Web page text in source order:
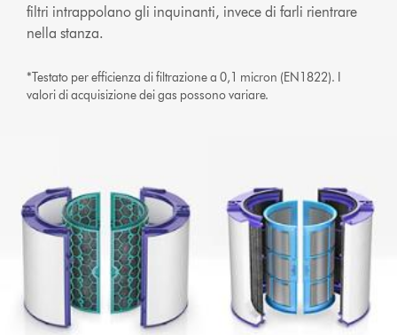
filtri intrappolano gli inquinanti, invece di farli rientrare
nella stanza.
*Testato per efficienza di filtrazione a 0,1 micron (EN1822). I
valori di acquisizione dei gas possono variare.